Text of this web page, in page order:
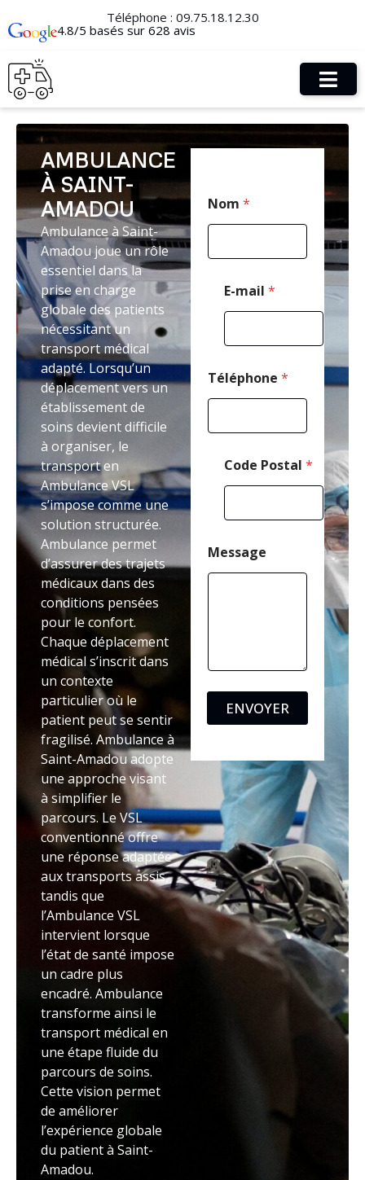
Téléphone : 09.75.18.12.30
4.8/5 basés sur 628 avis
AMBULANCE
À SAINT-
AMADOU
Ambulance à Saint-
Amadou joue un rôle
essentiel dans la
prise en charge
globale des patients
nécessitant un
transport médical
adapté. Lorsqu’un
déplacement vers un
établissement de
soins devient difficile
à organiser, le
transport en
Ambulance VSL
s’impose comme une
solution structurée.
Ambulance permet
d’assurer des trajets
médicaux dans des
conditions pensées
pour le confort.
Chaque déplacement
médical s’inscrit dans
un contexte
particulier où le
patient peut se sentir
fragilisé. Ambulance à
Saint-Amadou adopte
une approche visant
à simplifier le
parcours. Le VSL
conventionné offre
une réponse adaptée
aux transports assis,
tandis que
l’Ambulance VSL
intervient lorsque
l’état de santé impose
un cadre plus
encadré. Ambulance
transforme ainsi le
transport médical en
une étape fluide du
parcours de soins.
Cette vision permet
de améliorer
l’expérience globale
du patient à Saint-
Amadou.
Nom *
s
a
E-mail *
Téléphone *
Code Postal *
Message
ENVOYER